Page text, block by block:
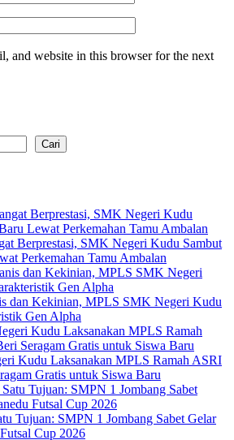
and website in this browser for the next
Cari
Berprestasi, SMK Negeri Kudu Sambut
Perkemahan Tamu Ambalan
dan Kekinian, MPLS SMK Negeri Kudu
Gen Alpha
Kudu Laksanakan MPLS Ramah ASRI
Gratis untuk Siswa Baru
Tujuan: SMPN 1 Jombang Sabet Gelar
Cup 2026